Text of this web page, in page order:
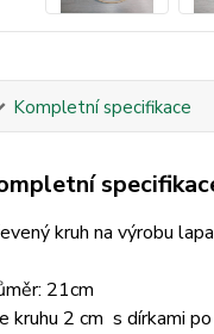
Kompletní specifikace
kruh na výrobu
21cm
kruhu 2 cm s dírkami